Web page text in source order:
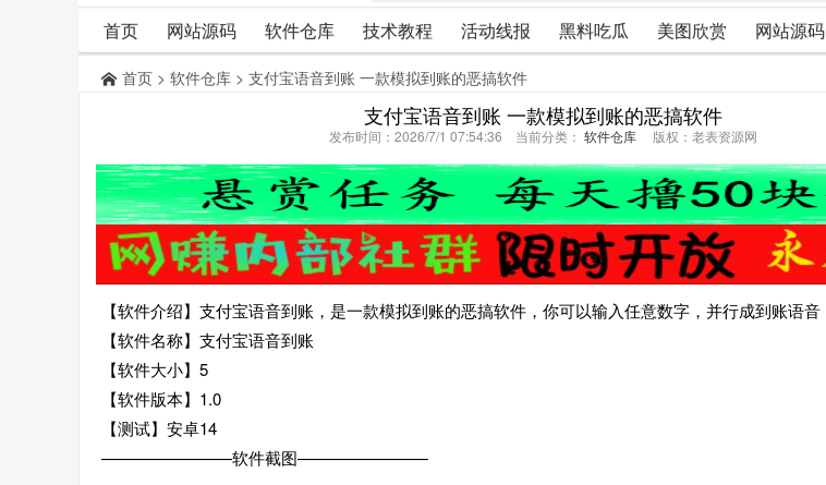
首页 网站源码 软件仓库 技术教程 活动线报 黑料吃瓜 美图欣赏 网站源码
首页 > 软件仓库 > 支付宝语音到账 一款模拟到账的恶搞软件
支付宝语音到账 一款模拟到账的恶搞软件
发布时间：2026/7/1 07:54:36 当前分类： 软件仓库版权：老表资源网
【软件介绍】支付宝语音到账，是一款模拟到账的恶搞软件，你可以输入任意数字，并行成到账语音
【软件名称】支付宝语音到账
【软件大小】5
【软件版本】1.0
【测试】安卓14
————————软件截图————————